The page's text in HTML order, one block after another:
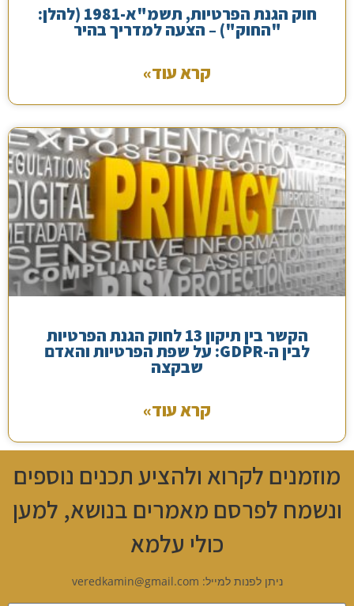
חוק הגנת הפרטיות, תשמ"א-1981 (להלן:
"החוק") – הצעה למדריך בהיר
קרא עוד»
הקשר בין תיקון 13 לחוק הגנת הפרטיות
לבין ה-GDPR: על שפת הפרטיות והאדם
שבקצה
קרא עוד»
מוזמנים לקרוא ולהציע תכנים נוספים
ונשמח לפרסם מאמרים בנושא, למען
כולי עלמא
ניתן לפנות למייל: veredkamin@gmail.com